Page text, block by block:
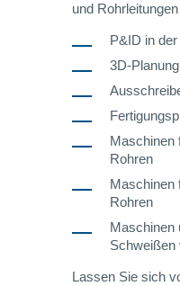
und
P&ID in
3D-
Maschinen
Rohren
Maschinen
Rohren
Maschinen
Schweißen
Lassen Sie sich